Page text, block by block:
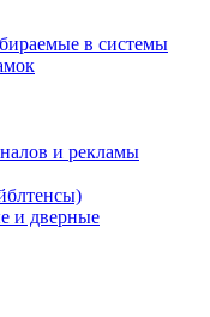
в системы
и рекламы
и дверные